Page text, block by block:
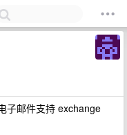
子邮件支持 exchange